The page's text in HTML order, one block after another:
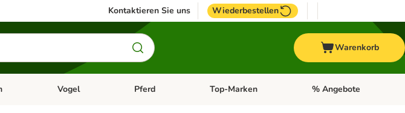
Kontaktieren Sie uns Wiederbestellen
Warenkorb
& Zubehör
Menü öffnen: KleintierKategorie-Menü öffnen: Fisch
Vogel Kategorie-Menü öffnen: Vogel
Pferd Kategorie-Menü öffnen: Pferd
Top-Marken Kategorie-Menü öffnen:
% Angebote